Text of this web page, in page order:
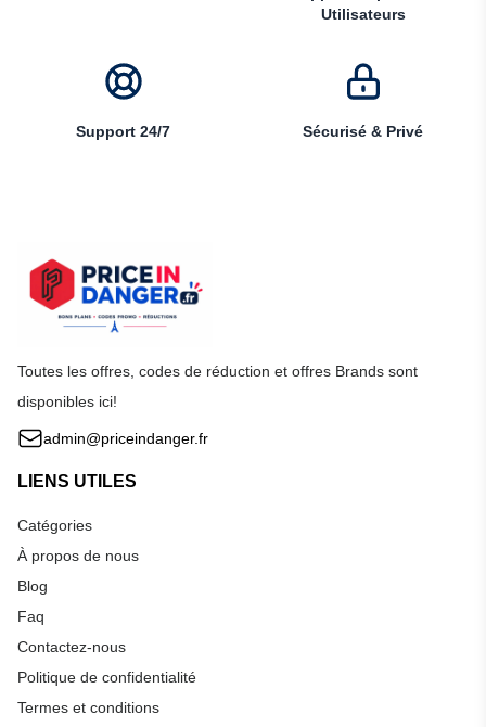
Utilisateurs
Support 24/7 Sécurisé & Privé
Toutes les offres, codes de réduction et offres Brands sont
disponibles ici!
admin@priceindanger.fr
LIENS UTILES
Catégories
À propos de nous
Blog
Faq
Contactez-nous
Politique de confidentialité
Termes et conditions